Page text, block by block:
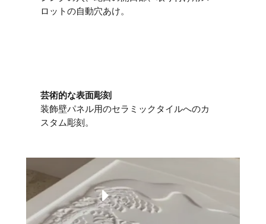
ロットの自動穴あけ。
芸術的な表面彫刻
装飾壁パネル用のセラミックタイルへのカ
スタム彫刻。